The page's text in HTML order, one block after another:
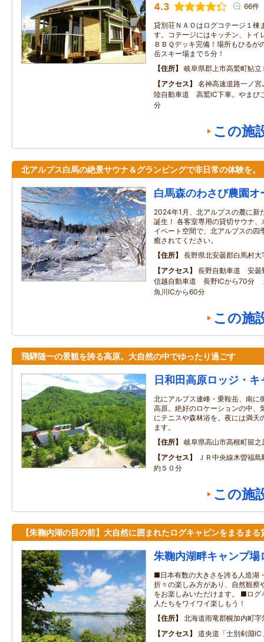
4.3 66件
貸別荘ＮＡＯはログコテージ１棟
す。コテージにはキッチン、トイ
ＢＢＱデッキ完備！場所もひるが
岳スキー場まで５分！
住所
岐阜県郡上市高鷲町鮎立
アクセス
名神高速道路一ノ
陸自動車道 高鷲IC下車。やまび
分
この施
北アルプス白馬の絶景サウナ＆グランピングで非日常の体験を。
白馬森のわさび農園オ
2024年1月、北アルプスの麓に新
誕生！ 各客室専用の貸切サウナ
イベート空間で、北アルプスの四
癒されてください。
住所
長野県北安曇郡白馬村
アクセス
長野自動車道 安
信越自動車道 長野ICから70分
魚川ICから60分
この施
飛騨随一の景観を誇る高原。大自然の中でゆったり過ごす
日和田高原ロッジ・キ
北にアルプス連峰・乗鞍岳、南に
高原。絶好のロケーションの中、
にテニスや森林浴を。夜には満天
ます。
住所
岐阜県高山市高根町留
アクセス
ＪＲ中央線木曽福
約５０分
この施
【朱鞠内湖の目の前】大自然に囲まれたログキャビンをまるまる
朱鞠内湖畔キャンプ場
■日本有数の大きさを誇る人造湖
折々の楽しみ方があり、自然観察
をお楽しみいただけます。 ■ログ
人たちをワイワイ楽しもう！
住所
北海道雨竜郡幌加内町字
アクセス
道央道「士別剣淵